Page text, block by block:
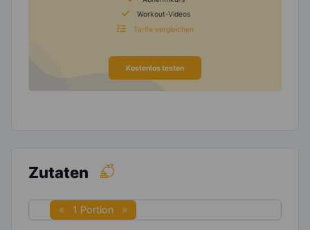
Workout-Videos
Tarife vergleichen
Kostenlos testen
Zutaten
1 Portion